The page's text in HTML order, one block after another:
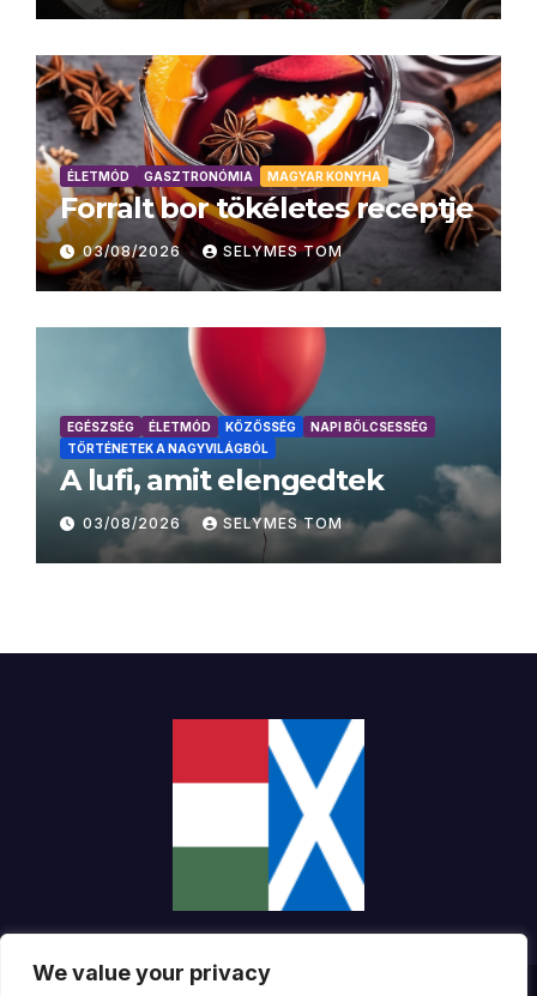
We value your privacy
ÉLETMÓD GASZTRONÓMIA MAGYAR KONYHA
Forralt bor tökéletes receptje
03/08/2026 SELYMES TOM
EGÉSZSÉG ÉLETMÓD KÖZÖSSÉG
NAPI BÖLCSESSÉG
TÖRTÉNETEK A NAGYVILÁGBÓL
A lufi, amit elengedtek
03/08/2026 SELYMES TOM